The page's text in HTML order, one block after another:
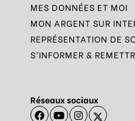
MES DONNÉES ET MOI
MON ARGENT SUR
REPRÉSENTATION DE
S’INFORMER &
Réseaux sociaux